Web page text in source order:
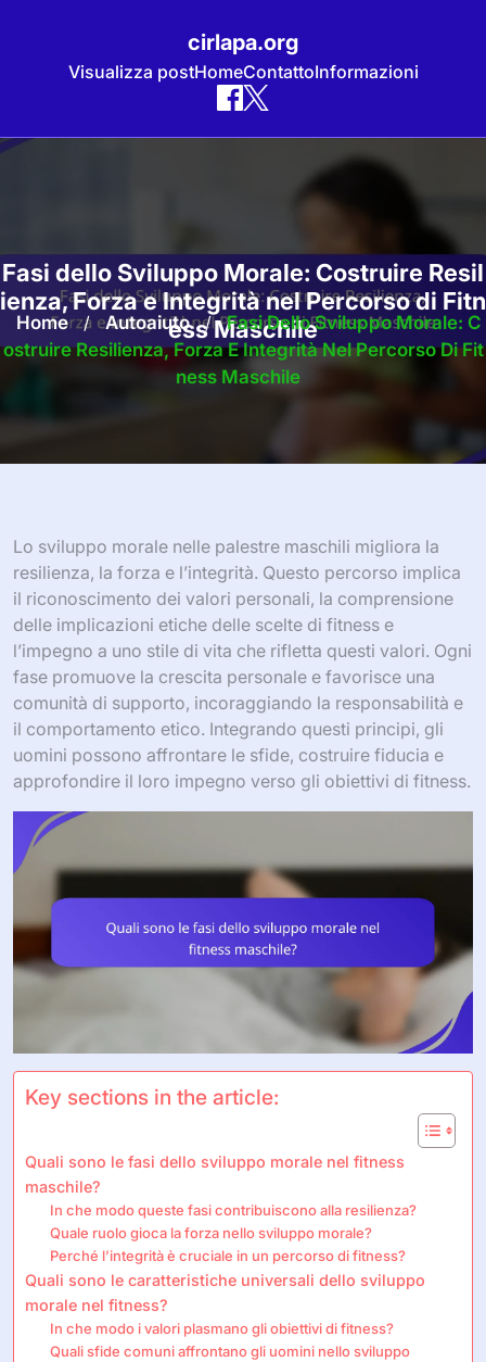
cirlapa.org
Visualizza postHomeContattoInformazioni
Skip
Fasi dello Sviluppo Morale: Costruire Resil
ienza, Forza e Integrità nel Percorso di Fitn
ess Maschile
Home / Autoaiuto / Fasi Dello Sviluppo Morale: C
Ostruire Resilienza, Forza E Integrità Nel Percorso Di Fit
Ness Maschile
Lo sviluppo morale nelle palestre maschili migliora la
resilienza, la forza e l’integrità. Questo percorso implica
il riconoscimento dei valori personali, la comprensione
delle implicazioni etiche delle scelte di fitness e
l’impegno a uno stile di vita che rifletta questi valori. Ogni
fase promuove la crescita personale e favorisce una
comunità di supporto, incoraggiando la responsabilità e
il comportamento etico. Integrando questi principi, gli
uomini possono affrontare le sfide, costruire fiducia e
approfondire il loro impegno verso gli obiettivi di fitness.
Key sections in the article:
Quali sono le fasi dello sviluppo morale nel fitness
maschile?
In che modo queste fasi contribuiscono alla resilienza?
Quale ruolo gioca la forza nello sviluppo morale?
Perché l’integrità è cruciale in un percorso di fitness?
Quali sono le caratteristiche universali dello sviluppo
morale nel fitness?
In che modo i valori plasmano gli obiettivi di fitness?
Quali sfide comuni affrontano gli uomini nello sviluppo